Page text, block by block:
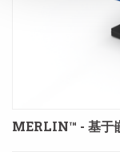
MERLIN™ - 基于